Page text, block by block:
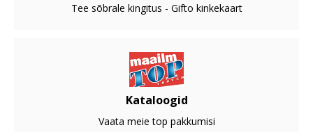
Tee sõbrale kingitus - Gifto kinkekaart
Kataloogid
Vaata meie top pakkumisi